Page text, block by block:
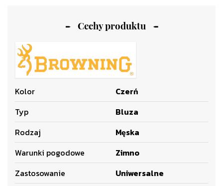
Cechy produktu
Kolor
Czerń
Typ
Bluza
Rodzaj
Męska
Warunki pogodowe
Zimno
Zastosowanie
Uniwersalne